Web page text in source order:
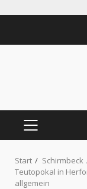
PRIMÄRES
Start
Schirmbeck
Teutopokal in
allgemein